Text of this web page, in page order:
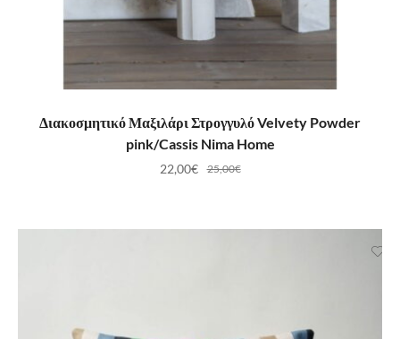
ΠΡΟΣΘΉΚΗ ΣΤΟ ΚΑΛΆΘΙ
Διακοσμητικό Μαξιλάρι Στρογγυλό Velvety Powder
pink/Cassis Nima Home
25,00€
22,00€